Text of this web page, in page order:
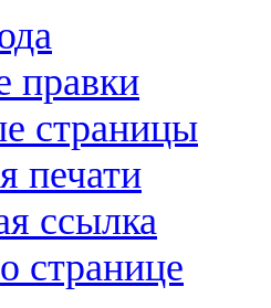
правки
страницы
печати
ссылка
странице